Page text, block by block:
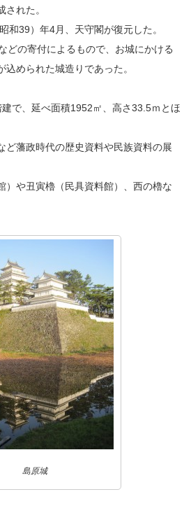
れた。
和39）年4月、天守閣が復元した。
どの寄付によるもので、お城にかける
められた城造りであった。
で、延べ面積1952㎡、高さ33.5ｍとほ
ど藩政時代の歴史資料や民族資料の展
）や丑寅櫓（民具資料館）、西の櫓な
島原城